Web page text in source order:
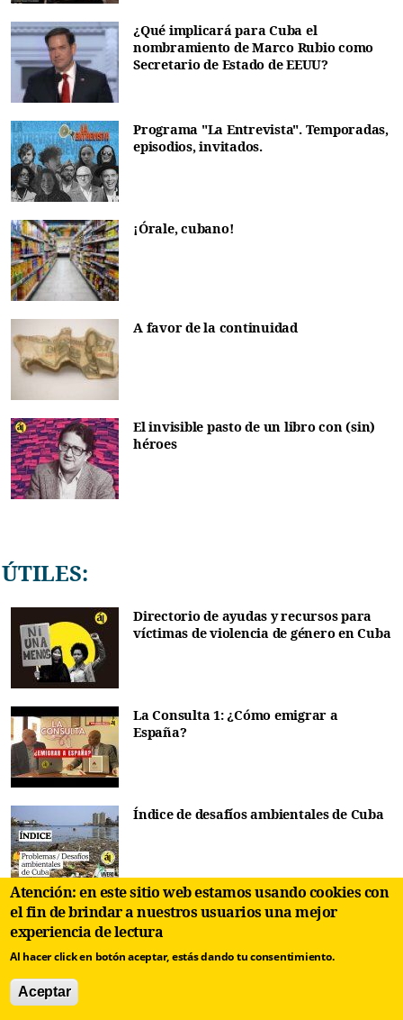
¿Qué implicará para Cuba el
nombramiento de Marco Rubio como
Secretario de Estado de EEUU?
Programa "La Entrevista". Temporadas,
episodios, invitados.
¡Órale, cubano!
A favor de la continuidad
El invisible pasto de un libro con (sin)
héroes
ÚTILES:
Directorio de ayudas y recursos para
víctimas de violencia de género en Cuba
La Consulta 1: ¿Cómo emigrar a
España?
Índice de desafíos ambientales de Cuba
¿Cómo pueden los cubanos con
ciudadanía española viajar a Estados
Atención: en este sitio web estamos usando cookies con
el fin de brindar a nuestros usuarios una mejor
experiencia de lectura
Al hacer click en botón aceptar, estás dando tu consentimiento.
Aceptar